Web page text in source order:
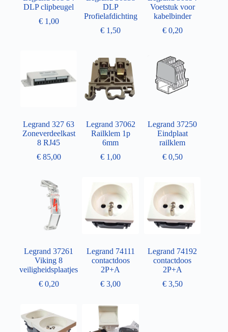
DLP clipbeugel
€1,00
DLP
Profielafdichting
€ 1,50
Voetstuk voor
kabelbinder
€0,20
Legrand 327 63
Zoneverdeelkast
8 RJ45
€85,00
Legrand 37062
Railklem 1p
6mm
€ 1,00
Legrand 37250
Eindplaat
railklem
€0,50
Legrand 37261
Viking 8
veiligheidsplaatjes
€0,20
Legrand 74111
contactdoos
2P+A
€ 3,00
Legrand 74192
contactdoos
2P+A
€3,50